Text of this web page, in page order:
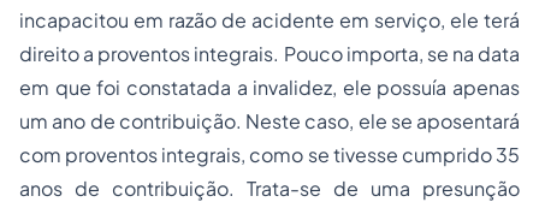
incapacitou em razão de acidente em serviço, ele terá
direito a proventos integrais. Pouco importa, se na data
em que foi constatada a invalidez, ele possuía apenas
um ano de contribuição. Neste caso, ele se aposentará
com proventos integrais, como se tivesse cumprido 35
anos de contribuição. Trata-se de uma presunção